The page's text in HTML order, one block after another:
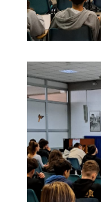
Cerv.I.A